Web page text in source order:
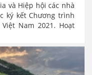
và Hiệp hội các nhà
ký kết Chương trình
Nam 2021. Hoạt
vấn từ các hãng xe
xe an toàn và mở
an toàn giao thông